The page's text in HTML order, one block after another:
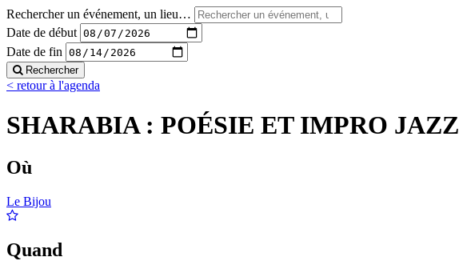
Rechercher un événement, un lieu…
Date de début
Date de fin
Rechercher
< retour à l'agenda
SHARABIA : POÉSIE ET IMPRO JAZZ
Où
Le Bijou
Quand